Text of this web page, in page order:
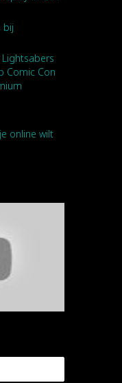
bij
Comic Con
online wilt